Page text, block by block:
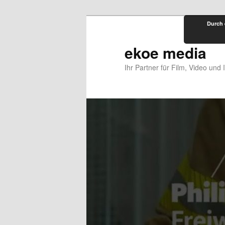
ekoe media
Ihr Partner für Film, Video und
Durch